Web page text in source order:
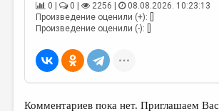
ОБЪЯВЛЕНИЯ
РЕДКОЛЛЕГИЯ
0 |
0 | 2256 |
08.08.2026. 10:23:13
Произведение оценили (+): []
Произведение оценили (-): []
Комментариев пока нет. Приглашаем Вас